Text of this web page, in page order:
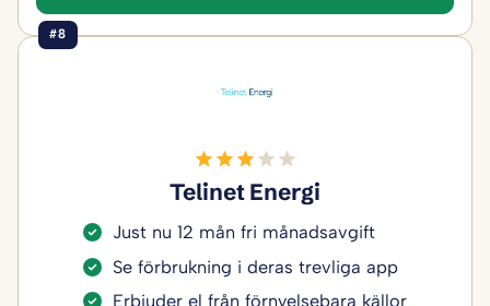
#8
Telinet Energi
Just nu 12 mån fri månadsavgift
Se förbrukning i deras trevliga app
Erbjuder el från förnyelsebara källor